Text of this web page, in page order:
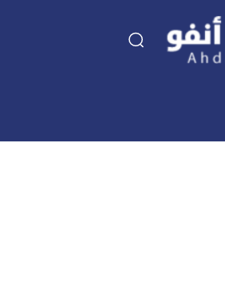
اقتصاد